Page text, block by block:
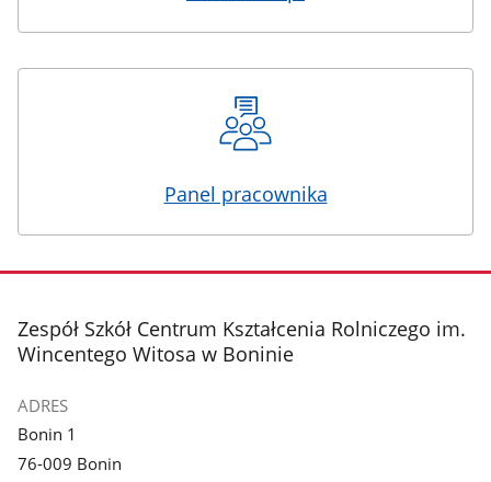
Panel pracownika
stopka
Zespół Szkół Centrum Kształcenia Rolniczego im.
Wincentego Witosa w Boninie
ADRES
Bonin 1
76-009 Bonin